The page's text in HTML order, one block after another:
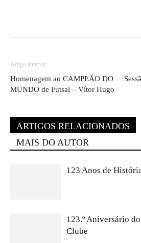
Artigo anterior
Homenagem ao CAMPEÃO DO
MUNDO de Futsal – Vítor Hugo
ARTIGOS RELACIONADOS
MAIS DO AUTOR
123 Anos de
123.º Aniversário
Clube